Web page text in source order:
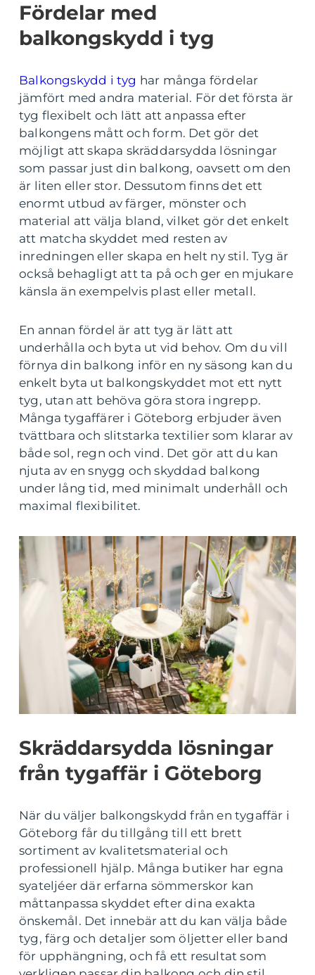
Fördelar med
balkongskydd i tyg
Balkongskydd i tyg har många fördelar
jämfört med andra material. För det första är
tyg flexibelt och lätt att anpassa efter
balkongens mått och form. Det gör det
möjligt att skapa skräddarsydda lösningar
som passar just din balkong, oavsett om den
är liten eller stor. Dessutom finns det ett
enormt utbud av färger, mönster och
material att välja bland, vilket gör det enkelt
att matcha skyddet med resten av
inredningen eller skapa en helt ny stil. Tyg är
också behagligt att ta på och ger en mjukare
känsla än exempelvis plast eller metall.
En annan fördel är att tyg är lätt att
underhålla och byta ut vid behov. Om du vill
förnya din balkong inför en ny säsong kan du
enkelt byta ut balkongskyddet mot ett nytt
tyg, utan att behöva göra stora ingrepp.
Många tygaffärer i Göteborg erbjuder även
tvättbara och slitstarka textilier som klarar av
både sol, regn och vind. Det gör att du kan
njuta av en snygg och skyddad balkong
under lång tid, med minimalt underhåll och
maximal flexibilitet.
Skräddarsydda lösningar
från tygaffär i Göteborg
När du väljer balkongskydd från en tygaffär i
Göteborg får du tillgång till ett brett
sortiment av kvalitetsmaterial och
professionell hjälp. Många butiker har egna
syateljéer där erfarna sömmerskor kan
måttanpassa skyddet efter dina exakta
önskemål. Det innebär att du kan välja både
tyg, färg och detaljer som öljetter eller band
för upphängning, och få ett resultat som